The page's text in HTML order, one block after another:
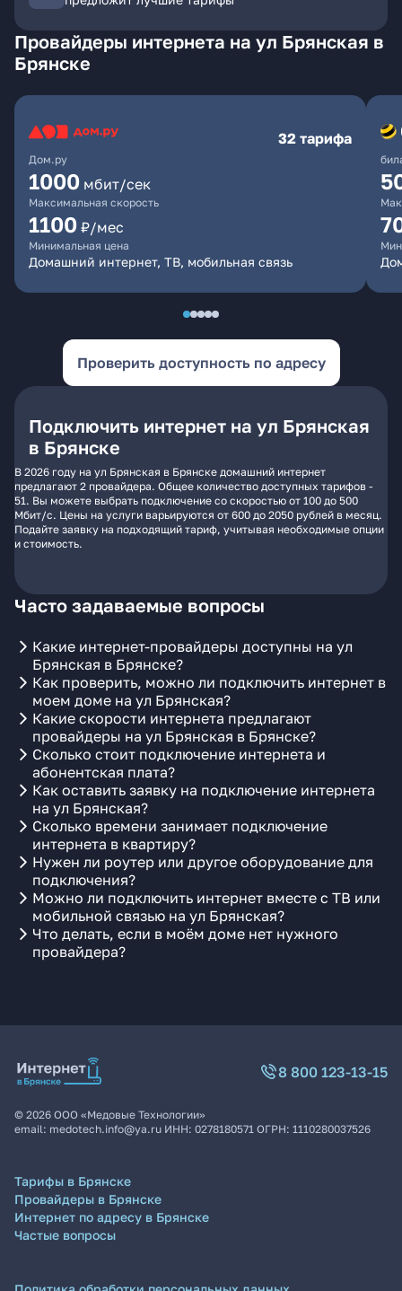
Провайдеры интернета на ул Брянская в
Брянске
Дом.ру
32 тарифа
1000 мбит/сек
Максимальная скорость
1100 ₽/мес
Минимальная цена
Домашний интернет, ТВ, мобильная связь
Проверить доступность по адресу
Подключить интернет на ул Брянская
в Брянске
В 2026 году на ул Брянская в Брянске домашний интернет
предлагают 2 провайдера. Общее количество доступных тарифов -
51. Вы можете выбрать подключение со скоростью от 100 до 500
Мбит/с. Цены на услуги варьируются от 600 до 2050 рублей в месяц.
Подайте заявку на подходящий тариф, учитывая необходимые опции
и стоимость.
Часто задаваемые вопросы
Какие интернет-провайдеры доступны на ул
Брянская в Брянске?
Как проверить, можно ли подключить интернет в
моем доме на ул Брянская?
Какие скорости интернета предлагают
провайдеры на ул Брянская в Брянске?
Сколько стоит подключение интернета и
абонентская плата?
Как оставить заявку на подключение интернета
на ул Брянская?
Сколько времени занимает подключение
интернета в квартиру?
Нужен ли роутер или другое оборудование для
подключения?
Можно ли подключить интернет вместе с ТВ или
мобильной связью на ул Брянская?
Что делать, если в моём доме нет нужного
провайдера?
8 800 123-13-15
© 2026 ООО «Медовые Технологии»
email: medotech.info@ya.ru ИНН: 0278180571 ОГРН: 1110280037526
Тарифы в Брянске
Провайдеры в Брянске
Интернет по адресу в Брянске
Частые вопросы